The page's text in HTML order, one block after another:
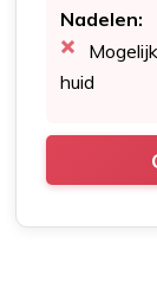
Nadelen:
huid